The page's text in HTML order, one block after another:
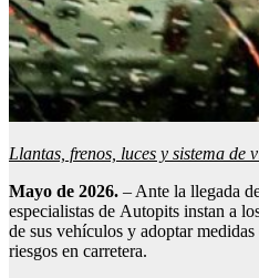
Llantas, frenos, luces y sistema de
Mayo de 2026. – Ante la llegada
especialistas de Autopits instan a
de sus vehículos y adoptar
riesgos en carretera.